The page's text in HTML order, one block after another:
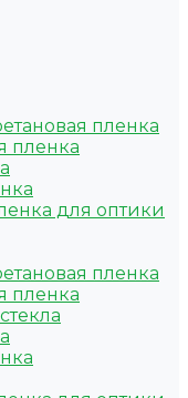
пленка
пленка
для оптики
пленка
пленка